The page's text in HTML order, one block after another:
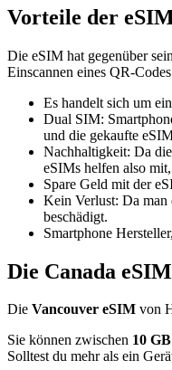
Vorteile der
Die eSIM hat gegenüber
Einscannen eines QR-
Es handelt sich um
Dual SIM:
und die gekaufte
Nachhaltigkeit: Da die
eSIMs helfen also
Spare Geld mit der
Kein Verlust: Da man
beschädigt.
Smartphone
Die Canada
Die Vancouver eSIM von
Sie können zwischen 10
Solltest du mehr als ein